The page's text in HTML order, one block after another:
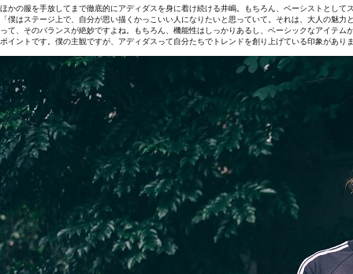
ほかの服を手放してまで徹底的にアディダスを身に着け続ける井嶋。もちろん、ベーシストとし
「僕はステージ上で、自分が思い描くかっこいい人になりたいと思っていて。それは、大人の魅
って、そのバランスが絶妙ですよね。もちろん、機能性はしっかりあるし、ベーシックなアイテ
ポイントです。僕の主観ですが、アディダスって自分たちでトレンドを創り上げている印象があ